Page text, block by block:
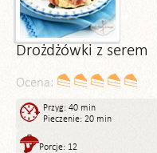
Drożdżówki z serem
Ocena:
Przyg: 40 min
Pieczenie: 20 min
Porcje: 12